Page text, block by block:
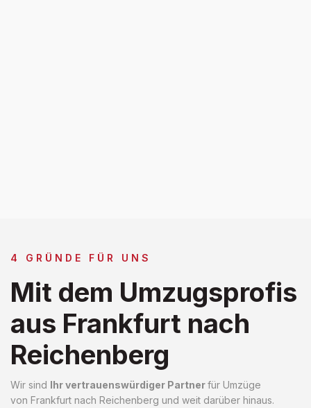
4 GRÜNDE FÜR UNS
Mit dem Umzugsprofis
aus Frankfurt nach
Reichenberg
Wir sind Ihr vertrauenswürdiger Partnerfür Umzüge
von Frankfurt nach Reichenberg und weit darüber hinaus.